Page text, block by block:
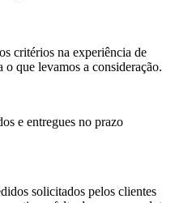
critérios na experiência de
que levamos a consideração.
e entregues no prazo
solicitados pelos clientes